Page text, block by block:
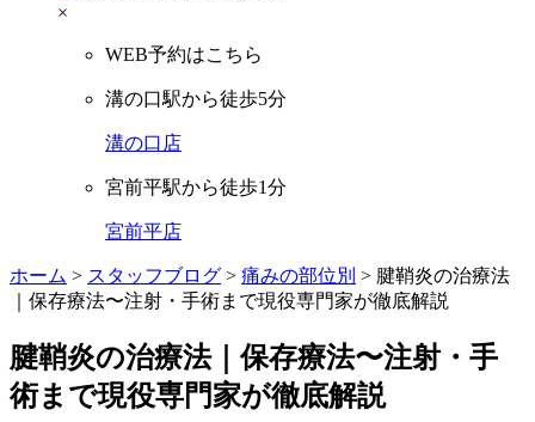
×
WEB予約はこちら
溝の口駅から徒歩5分
溝の口店
宮前平駅から徒歩1分
宮前平店
ホーム > スタッフブログ > 痛みの部位別 > 腱鞘炎の治療法
｜保存療法〜注射・手術まで現役専門家が徹底解説
腱鞘炎の治療法｜保存療法〜注射・手
術まで現役専門家が徹底解説